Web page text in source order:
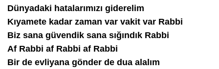
Dünyadaki hatalarımızı giderelim
Kıyamete kadar zaman var vakit var Rabbi
Biz sana güvendik sana sığındık Rabbi
Af Rabbi af Rabbi af Rabbi
Bir de evliyana gönder de dua alalım